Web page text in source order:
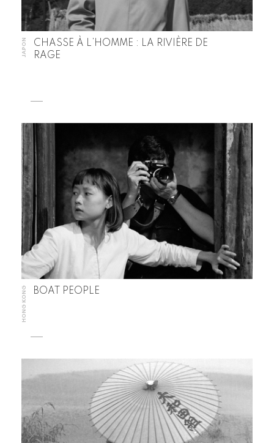
JAPON
CHASSE À L’HOMME : LA RIVIÈRE DE
RAGE
HONG KONG BOAT PEOPLE